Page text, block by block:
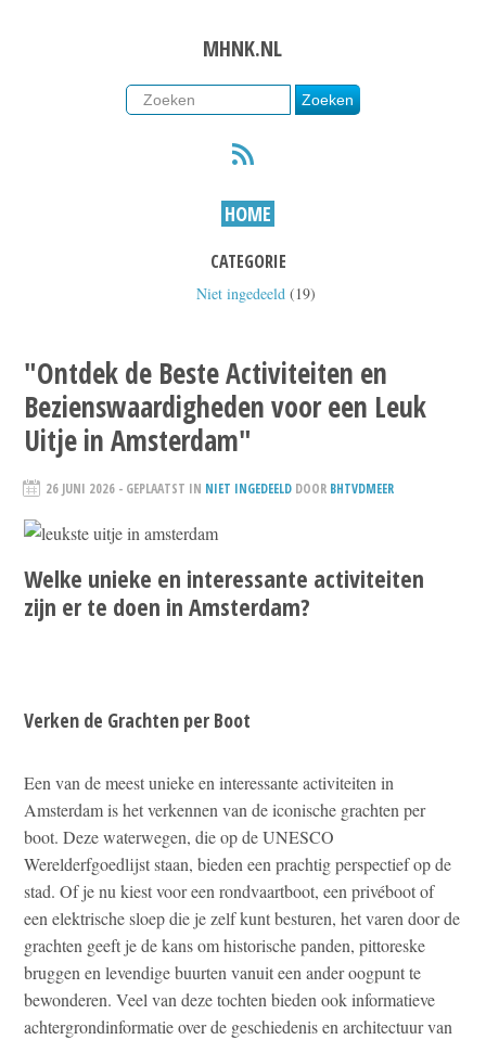
MHNK.NL
HOME
CATEGORIE
Niet ingedeeld (19)
"Ontdek de Beste Activiteiten en
Bezienswaardigheden voor een Leuk
Uitje in Amsterdam"
26 JUNI 2026 - GEPLAATST IN NIET INGEDEELD DOOR BHTVDMEER
Welke unieke en interessante activiteiten
zijn er te doen in Amsterdam?
Verken de Grachten per Boot
Een van de meest unieke en interessante activiteiten in
Amsterdam is het verkennen van de iconische grachten per
boot. Deze waterwegen, die op de UNESCO
Werelderfgoedlijst staan, bieden een prachtig perspectief op de
stad. Of je nu kiest voor een rondvaartboot, een privéboot of
een elektrische sloep die je zelf kunt besturen, het varen door de
grachten geeft je de kans om historische panden, pittoreske
bruggen en levendige buurten vanuit een ander oogpunt te
bewonderen. Veel van deze tochten bieden ook informatieve
achtergrondinformatie over de geschiedenis en architectuur van